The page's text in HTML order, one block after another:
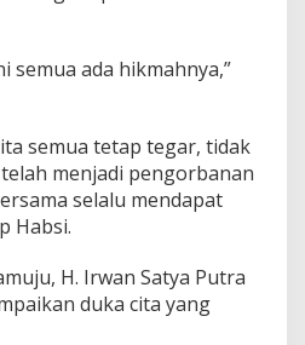
semua ada hikmahnya,”
semua tetap tegar, tidak
menjadi pengorbanan
selalu mendapat
Habsi.
H. Irwan Satya Putra
duka cita yang